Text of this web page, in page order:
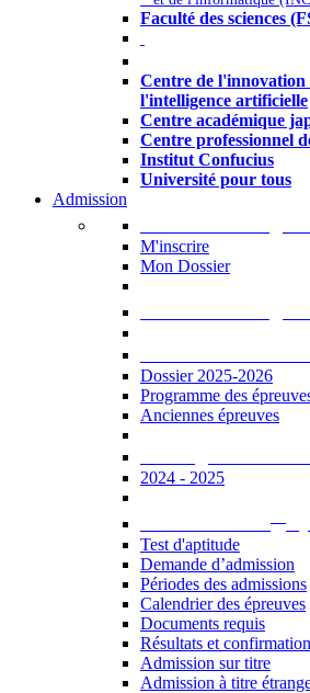
Faculté des sciences
Centre de l'innovation
l'intelligence artificielle
Centre académique
Centre professionnel
Institut Confucius
Université pour tous
Admission
M'inscrire
Mon Dossier
Dossier 2025-2026
Programme des
Anciennes épreuves
2024 - 2025
Test d'aptitude
Demande d’admission
Périodes des admissions
Calendrier des épreuves
Documents requis
Résultats et confirmation
Admission sur titre
Admission à titre